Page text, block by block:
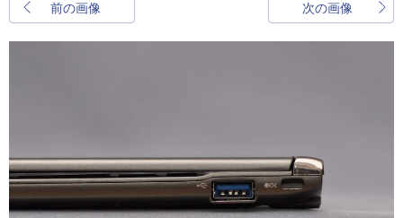
前の画像 次の画像